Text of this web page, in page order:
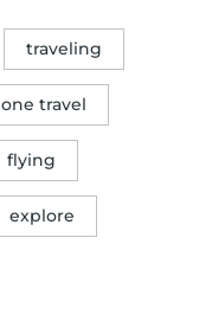
traveling
one travel
flying
explore